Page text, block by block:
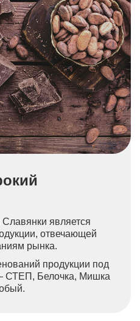
является
отвечающей
рынка.
продукции под
СТЕП, Белочка, Мишка